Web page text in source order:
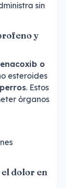
sin
y
o
esteroides
. Estos
órganos
dolor en